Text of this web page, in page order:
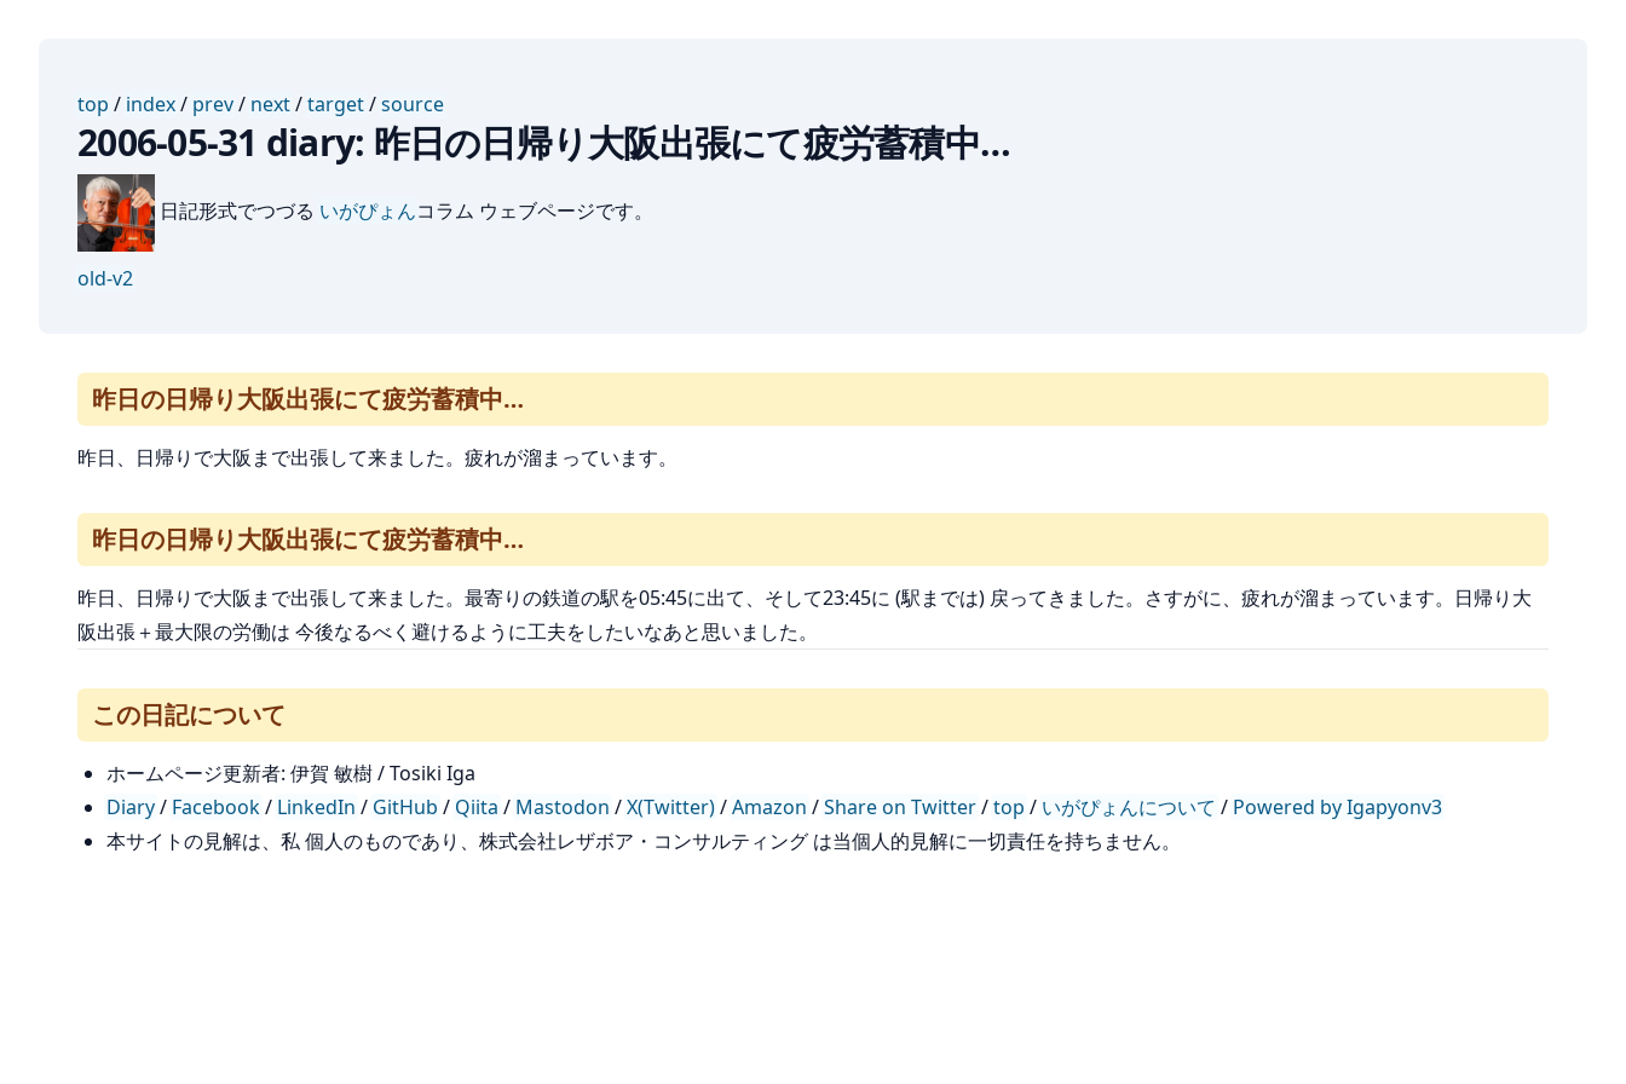
top / index/ prev/ next/target/source
2006-05-31 diary: 昨日の日帰り大阪出張にて疲労蓄積中…
日記形式でつづる いがぴょんコラム ウェブページです。
old-v2
昨日の日帰り大阪出張にて疲労蓄積中…
昨日、日帰りで大阪まで出張して来ました。疲れが溜まっています。
昨日の日帰り大阪出張にて疲労蓄積中…
昨日、日帰りで大阪まで出張して来ました。最寄りの鉄道の駅を05:45に出て、そして23:45に (駅までは) 戻ってきました。さすがに、疲れが溜まっています。日帰り大
阪出張＋最大限の労働は 今後なるべく避けるように工夫をしたいなあと思いました。
この日記について
ホームページ更新者: 伊賀 敏樹 / Tosiki Iga
Diary/ Facebook/ LinkedIn / GitHub / Qiita / Mastodon /X(Twitter)/Amazon /Share on Twitter/top / いがぴょんについて / Powered by Igapyonv3
本サイトの見解は、私 個人のものであり、株式会社レザボア・コンサルティング は当個人的見解に一切責任を持ちません。